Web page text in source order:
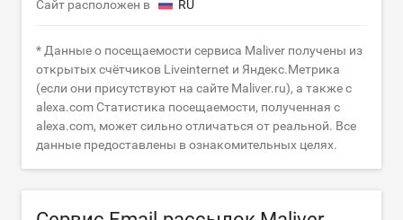
Сайт расположен в
RU
* Данные о посещаемости сервиса Maliver получены из
открытых счётчиков Liveinternet и Яндекс.Метрика
(если они присутствуют на сайте Maliver.ru), а также с
alexa.com Статистика посещаемости, полученная с
alexa.com, может сильно отличаться от реальной. Все
данные предоставлены в ознакомительных целях.